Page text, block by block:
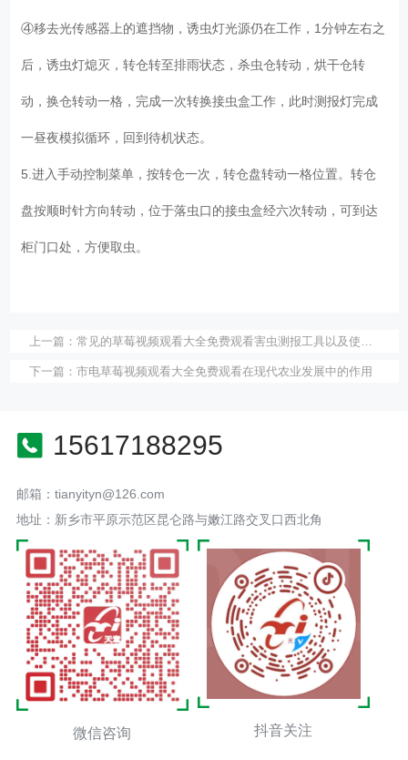
④移去光传感器上的遮挡物，诱虫灯光源仍在工作，1分钟左右之
后，诱虫灯熄灭，转仓转至排雨状态，杀虫仓转动，烘干仓转
动，换仓转动一格，完成一次转换接虫盒工作，此时测报灯完成
一昼夜模拟循环，回到待机状态。
5.进入手动控制菜单，按转仓一次，转仓盘转动一格位置。转仓
盘按顺时针方向转动，位于落虫口的接虫盒经六次转动，可到达
柜门口处，方便取虫。
上一篇： 常见的草莓视频观看大全免费观看害虫测报工具以及使用方法
下一篇： 市电草莓视频观看大全免费观看在现代农业发展中的作用
15617188295
邮箱：tianyityn@126.com
地址：新乡市平原示范区昆仑路与嫩江路交叉口西北角
微信咨询 抖音关注